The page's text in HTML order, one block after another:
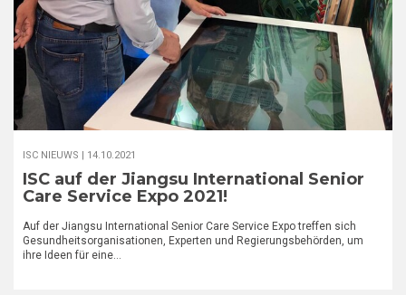
ISC NIEUWS | 14.10.2021
ISC auf der Jiangsu International Senior
Care Service Expo 2021!
Auf der Jiangsu International Senior Care Service Expo treffen sich
Gesundheitsorganisationen, Experten und Regierungsbehörden, um
ihre Ideen für eine…